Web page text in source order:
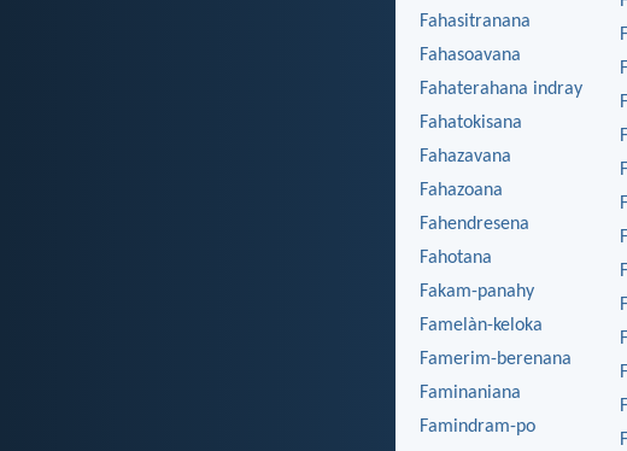
Fahasitranana
Fahasoavana
Fahaterahana indray
Fahatokisana
Fahazavana
Fahazoana
Fahendresena
Fahotana
Fakam-panahy
Famelàn-keloka
Famerim-berenana
Faminaniana
Famindram-po